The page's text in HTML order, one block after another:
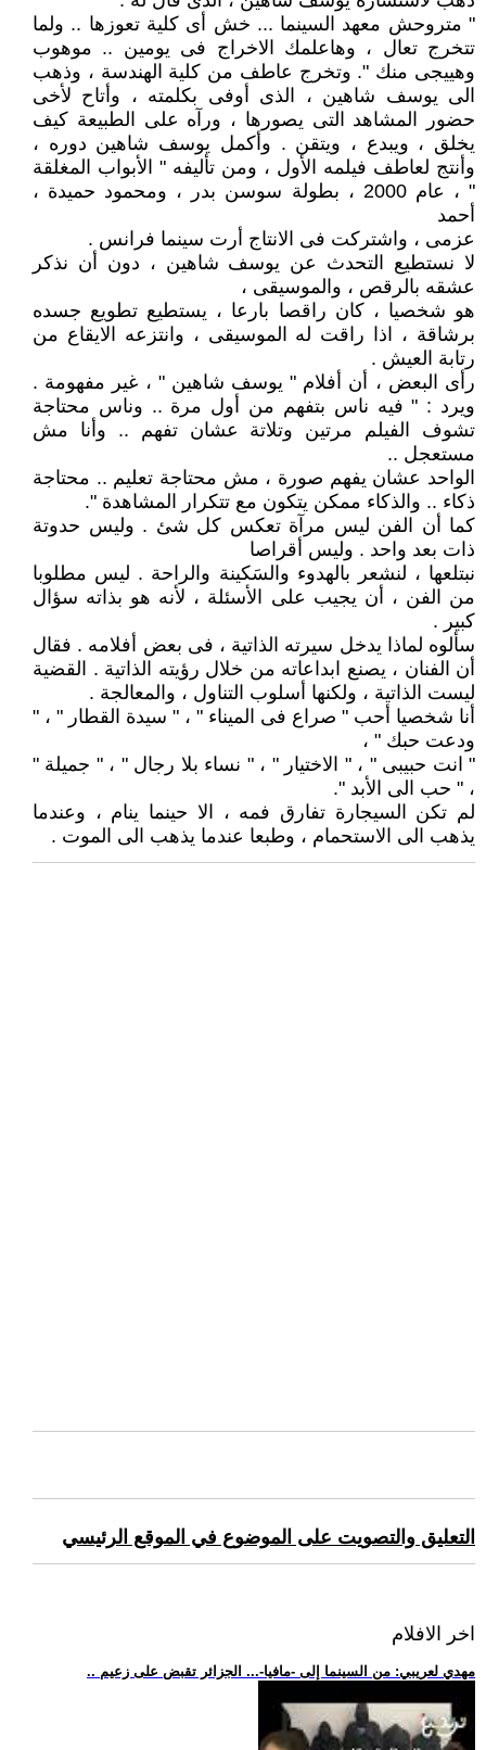
" متروحش معهد السينما ... خش أى كلية تعوزها .. ولما
تتخرج تعال ، وهاعلمك الاخراج فى يومين .. موهوب
وهييجى منك ". وتخرج عاطف من كلية الهندسة ، وذهب
الى يوسف شاهين ، الذى أوفى بكلمته ، وأتاح لأخى
حضور المشاهد التى يصورها ، ورآه على الطبيعة كيف
يخلق ، ويبدع ، ويتقن . وأكمل يوسف شاهين دوره ،
وأنتج لعاطف فيلمه الأول ، ومن تأليفه " الأبواب المغلقة
" ، عام 2000 ، بطولة سوسن بدر ، ومحمود حميدة ،
أحمد
عزمى ، واشتركت فى الانتاج أرت سينما فرانس .
لا نستطيع التحدث عن يوسف شاهين ، دون أن نذكر
عشقه بالرقص ، والموسيقى ،
هو شخصيا ، كان راقصا بارعا ، يستطيع تطويع جسده
برشاقة ، اذا راقت له الموسيقى ، وانتزعه الايقاع من
رتابة العيش .
رأى البعض ، أن أفلام " يوسف شاهين " ، غير مفهومة .
ويرد : " فيه ناس بتفهم من أول مرة .. وناس محتاجة
تشوف الفيلم مرتين وتلاتة عشان تفهم .. وأنا مش
مستعجل ..
الواحد عشان يفهم صورة ، مش محتاجة تعليم .. محتاجة
ذكاء .. والذكاء ممكن يتكون مع تتكرار المشاهدة ".
كما أن الفن ليس مرآة تعكس كل شئ . وليس حدوتة
ذات بعد واحد . وليس أقراصا
نبتلعها ، لنشعر بالهدوء والسَكينة والراحة . ليس مطلوبا
من الفن ، أن يجيب على الأسئلة ، لأنه هو بذاته سؤال
كبير .
سألوه لماذا يدخل سيرته الذاتية ، فى بعض أفلامه . فقال
أن الفنان ، يصنع ابداعاته من خلال رؤيته الذاتية . القضية
ليست الذاتية ، ولكنها أسلوب التناول ، والمعالجة .
أنا شخصيا أحب " صراع فى الميناء " ، " سيدة القطار " ، "
ودعت حبك " ،
" انت حبيبى " ، " الاختيار " ، " نساء بلا رجال " ، " جميلة "
، " حب الى الأبد ".
لم تكن السيجارة تفارق فمه ، الا حينما ينام ، وعندما
يذهب الى الاستحمام ، وطبعا عندما يذهب الى الموت .
التعليق والتصويت على الموضوع في الموقع الرئيسي
اخر الافلام
.. مهدي لعريبي: من السينما إلى -مافيا-... الجزائر تقبض على زعيم